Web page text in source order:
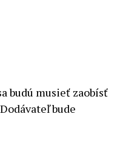
budú musieť zaobísť
bude